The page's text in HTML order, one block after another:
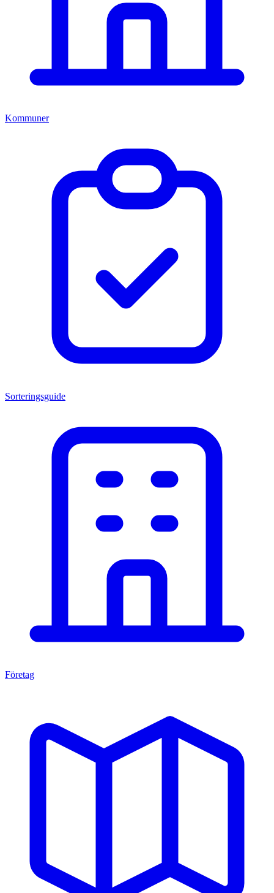
Kommuner
Sorteringsguide
Företag